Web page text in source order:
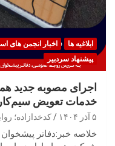
ابلاغیه ها اخبار انجمن های
پیشنهاد سردبیر
اجرای مصوبه جدید
خدمات تعویض
۵ آذر ۱۴۰۴ کدخدازاده؛
خلاصه خبر:دفاتر